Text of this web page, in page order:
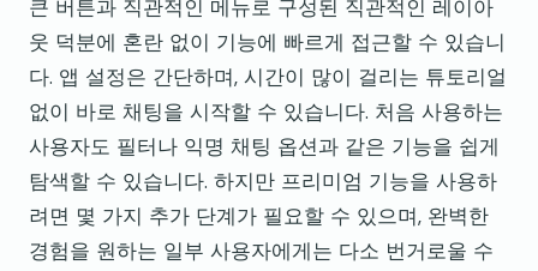
큰 버튼과 직관적인 메뉴로 구성된 직관적인 레이아
웃 덕분에 혼란 없이 기능에 빠르게 접근할 수 있습니
다. 앱 설정은 간단하며, 시간이 많이 걸리는 튜토리얼
없이 바로 채팅을 시작할 수 있습니다. 처음 사용하는
사용자도 필터나 익명 채팅 옵션과 같은 기능을 쉽게
탐색할 수 있습니다. 하지만 프리미엄 기능을 사용하
려면 몇 가지 추가 단계가 필요할 수 있으며, 완벽한
경험을 원하는 일부 사용자에게는 다소 번거로울 수